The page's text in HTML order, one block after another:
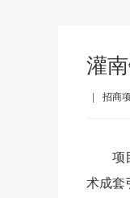
灌
招商
项
术成套